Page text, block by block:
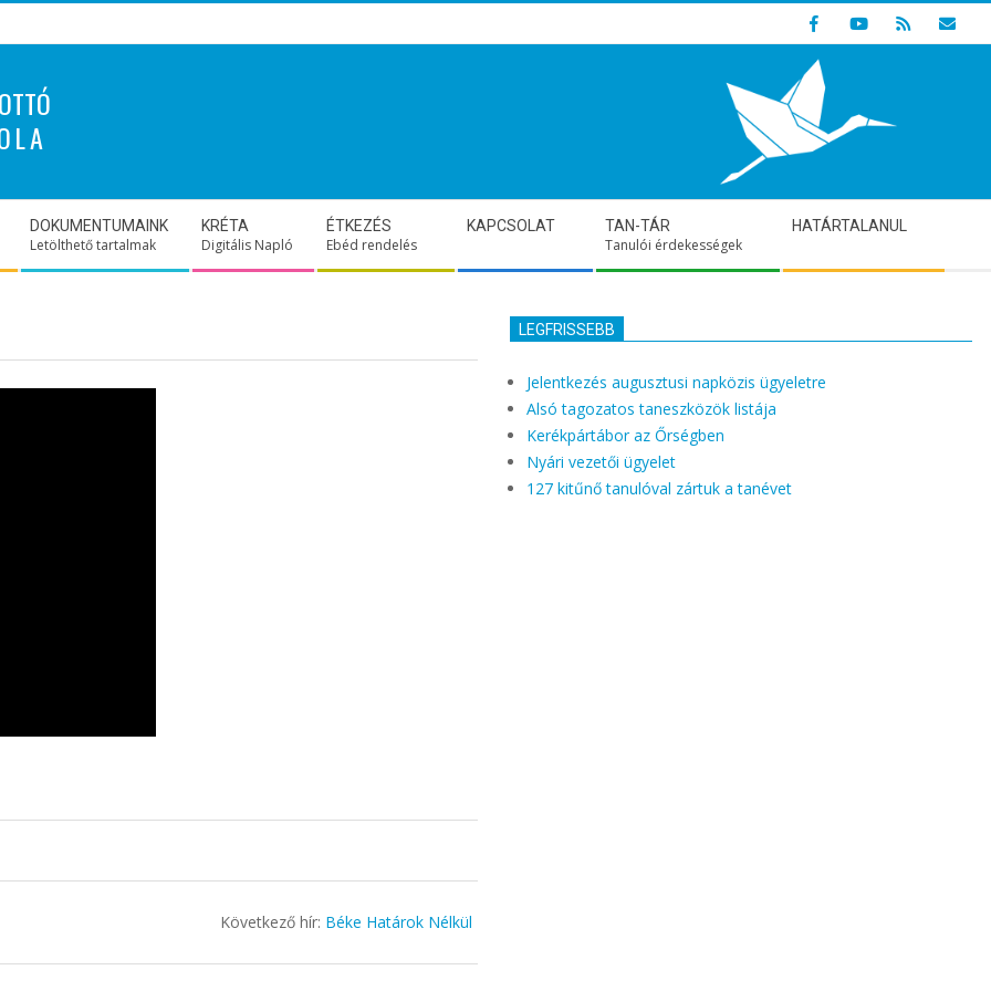
Indulunk! Hamarosan újraindul oldalunk!
DOKUMENTUMAINK
Letölthető tartalmak
KRÉTA
Digitális Napló
ÉTKEZÉS
Ebéd rendelés
KAPCSOLAT TAN-TÁR
Tanulói érdekességek
HATÁRTALANUL
Következő hír: Béke Határok Nélkül
LEGFRISSEBB
Jelentkezés augusztusi napközis ügyeletre
Alsó tagozatos taneszközök listája
Kerékpártábor az Őrségben
Nyári vezetői ügyelet
127 kitűnő tanulóval zártuk a tanévet